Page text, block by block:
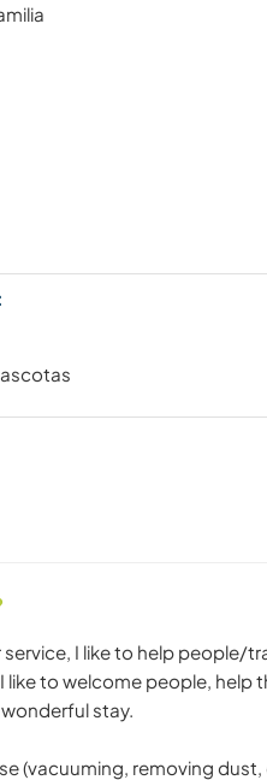
I like to help people/
to welcome people, help
stay.
(vacuuming, removing